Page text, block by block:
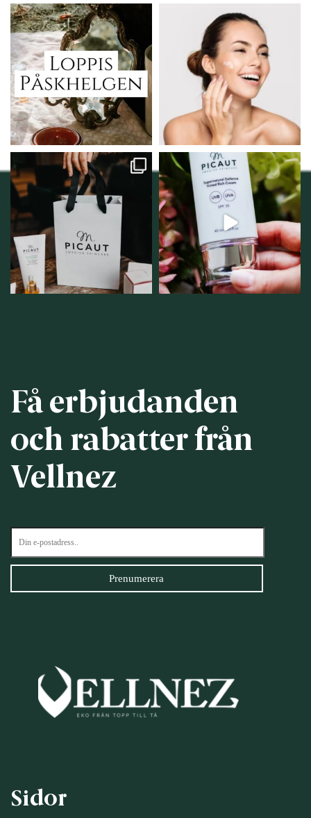
Vi skall ha loppis!
I Vellnez anda;...
6 0
Behandlingserbjudande
februari-mars!
Vi...
0
Vellnez – din
samlingsplats för
personlig handel i
12 0
Njut av solens härliga
strålar men skydda dig...
12 1
Få erbjudanden
och rabatter från
Vellnez
Sidor